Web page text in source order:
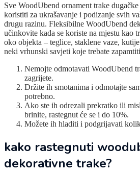
Sve WoodUbend ornament trake
koristiti za ukrašavanje i podizanje svih
drugu razinu. Fleksibilne WoodUbend
učinkovite kada se koriste na mjestu kao
oko objekta – teglice, staklene vaze,
neki vrhunski savjeti koje trebate
Nemojte odmotavati WoodUbend
zagrijete.
Držite ih smotanima i odmotajte
potrebno.
Ako ste ih odrezali prekratko ili
brinite, rastegnut će se i do 10%.
Možete ih hladiti i podgrijavati
kako rastegnuti
dekorativne trake?